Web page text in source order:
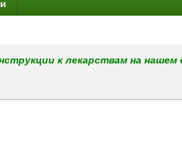
к лекарствам на нашем